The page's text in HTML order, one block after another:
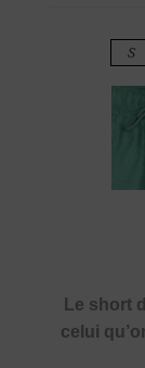
S
Le short
celui